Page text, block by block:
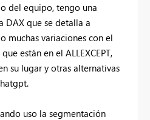
del equipo, tengo una
DAX que se detalla a
muchas variaciones con el
están en el ALLEXCEPT,
su lugar y otras alternativas
uso la segmentación